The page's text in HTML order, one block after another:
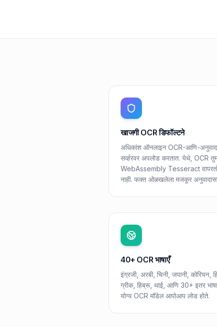
खाजगी OCR डिफॉल्टने
अधिकांश ऑनलाइन OCR-आणि-
सर्व्हरवर अपलोड करतात. येथे, OCR
WebAssembly Tesseract वापरतो.
नाही. फक्त ओळखलेला मजकूर
40+ OCR भाषाएँ
इंग्रजी, अरबी, चिनी, जपानी, कोरियन,
ग्रीक, हिब्रू, थाई, आणि 30+ इतर
योग्य OCR मॉडेल आपोआप लोड होते.